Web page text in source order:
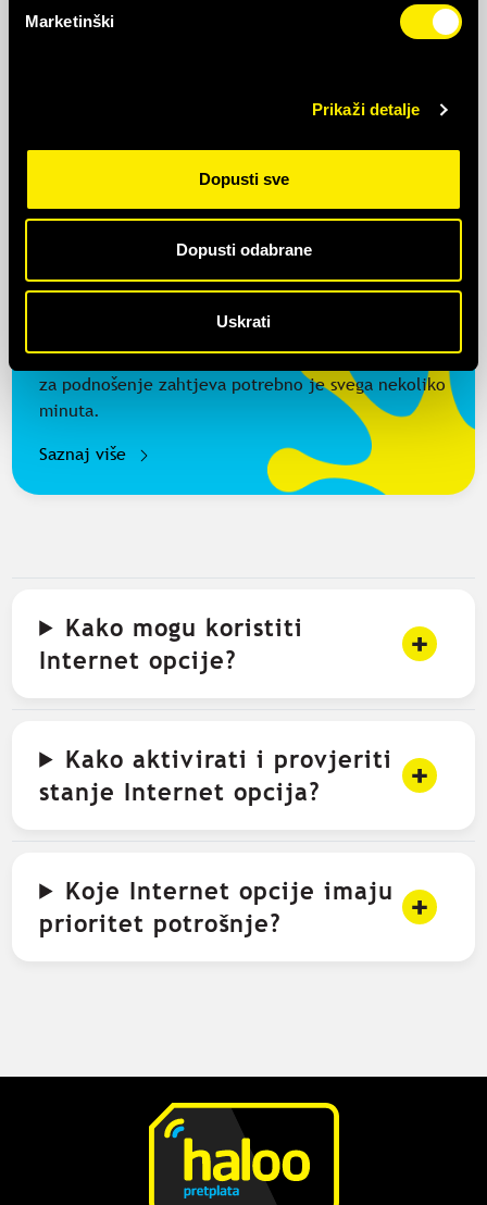
Marketinški
Prikaži detalje
Dopusti sve
Dopusti odabrane
Uskrati
7 dana
haloo
Procedura prijenosa broja uhalooje jednostavna i
za podnošenje zahtjeva potrebno je svega nekoliko
minuta.
Saznaj više
Kako mogu koristiti
Internet opcije?
Kako aktivirati i provjeriti
stanje Internet opcija?
Koje Internet opcije imaju
prioritet potrošnje?